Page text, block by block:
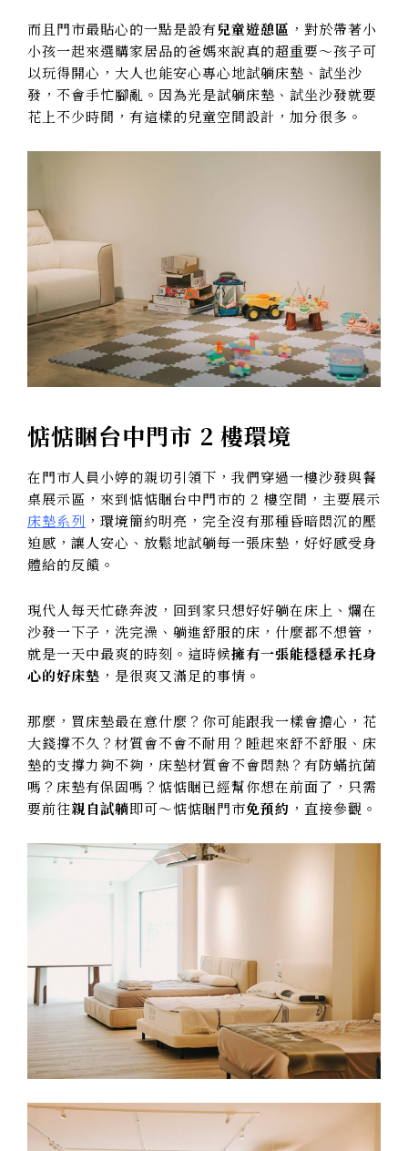
而且門市最貼心的一點是設有兒童遊憩區 ，對於帶著小
小孩一起來選購家居品的爸媽來說真的超重要～孩子可
以玩得開心，大人也能安心專心地試躺床墊、試坐沙
發，不會手忙腳亂。因為光是試躺床墊、試坐沙發就要
花上不少時間，有這樣的兒童空間設計，加分很多。
惦惦睏台中門市 2 樓環境
在門市人員小婷的親切引領下，我們穿過一樓沙發與餐
桌展示區，來到惦惦睏台中門市的 2 樓空間，主要展示
床墊系列 ，環境簡約明亮，完全沒有那種昏暗悶沉的壓
迫感，讓人安心、放鬆地試躺每一張床墊，好好感受身
體給的反饋。
現代人每天忙碌奔波，回到家只想好好躺在床上、爛在
沙發一下子，洗完澡、躺進舒服的床，什麼都不想管，
就是一天中最爽的時刻。這時候擁有一張能穩穩承托身
心的好床墊 ，是很爽又滿足的事情。
那麼，買床墊最在意什麼？你可能跟我一樣會擔心，花
大錢撐不久？材質會不會不耐用？睡起來舒不舒服、床
墊的支撐力夠不夠，床墊材質會不會悶熱？有防蟎抗菌
嗎？床墊有保固嗎？惦惦睏已經幫你想在前面了，只需
要前往親自試躺即可～惦惦睏門市免預約 ，直接參觀。